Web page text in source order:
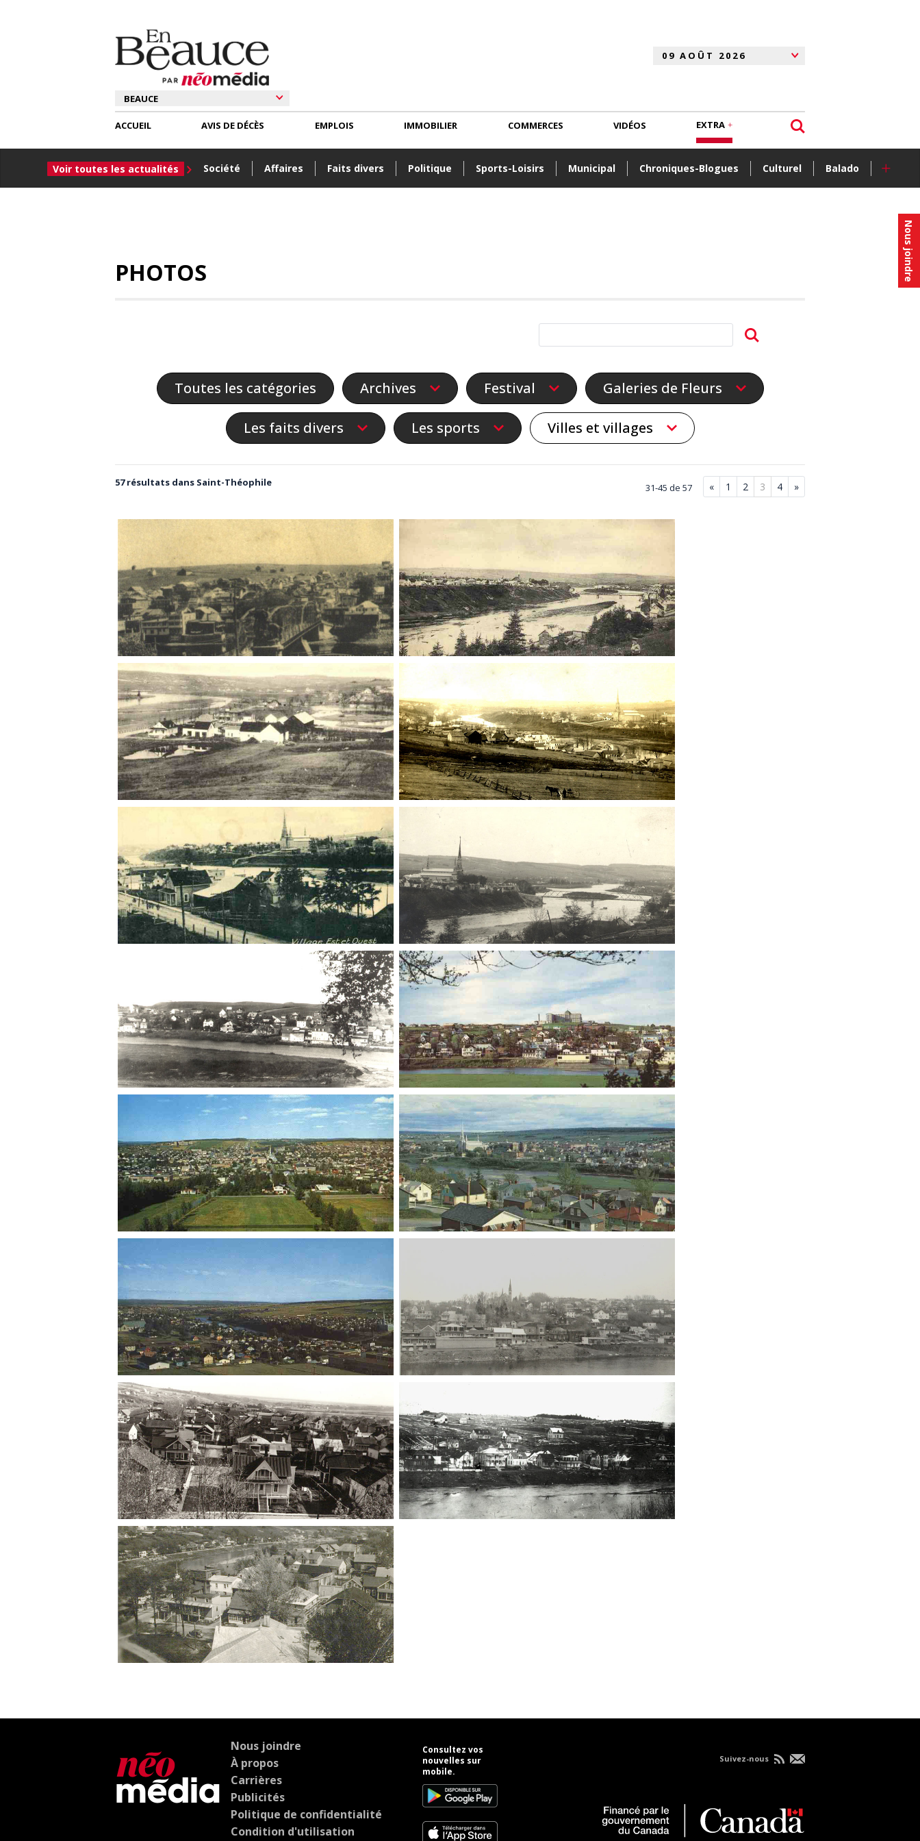
Nous joindre
ACCUEIL
Voir toutes les actualités Société Affaires Faits divers Politique Sports-Loisirs Municipal Chroniques-Blogues Culturel Balado +
AVIS DE DÉCÈS EMPLOIS IMMOBILIER COMMERCES VIDÉOS EXTRA
PHOTOS
Toutes les catégories Archives Festival Galeries de Fleurs
Les faits divers Les sports Villes et villages
57 résultats dans Saint-Théophile 31-45 de 57 « 1 2 3 4 »
Nous joindre
À propos
Carrières
Publicités
Politique de confidentialité
Condition d'utilisation
Consultez vos
nouvelles sur
mobile.
Suivez-nous